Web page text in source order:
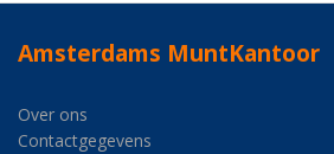
Amsterdams MuntKantoor
Over ons
Contactgegevens